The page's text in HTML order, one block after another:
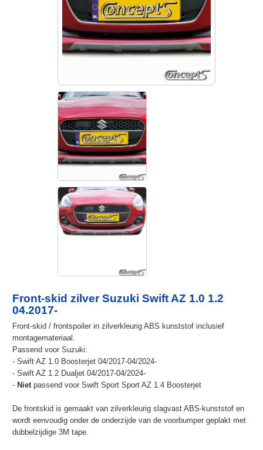
Front-skid zilver Suzuki Swift AZ 1.0 1.2
04.2017-
Front-skid / frontspoiler in zilverkleurig ABS kunststof inclusief
montagemateriaal.
Passend voor Suzuki:
- Swift AZ 1.0 Boosterjet 04/2017-04/2024-
- Swift AZ 1.2 Dualjet 04/2017-04/2024-
- Nietpassend voor Swift Sport Sport AZ 1.4 Boosterjet
De frontskid is gemaakt van zilverkleurig slagvast ABS-kunststof en
wordt eenvoudig onder de onderzijde van de voorbumper geplakt met
dubbelzijdige 3M tape.